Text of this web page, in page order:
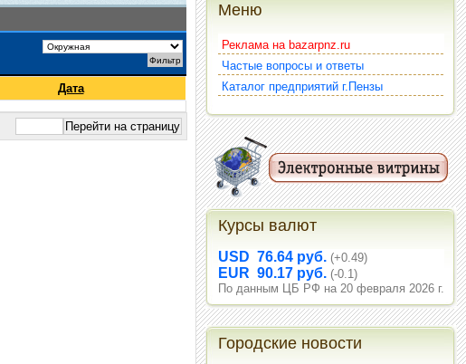
Дата
Меню
Реклама на bazarpnz.ru
Частые вопросы и ответы
Каталог предприятий г.Пензы
Курсы валют
USD 76.64 руб. (+0.49)
EUR 90.17 руб. (-0.1)
По данным ЦБ РФ на 20 февраля 2026 г.
Городские новости